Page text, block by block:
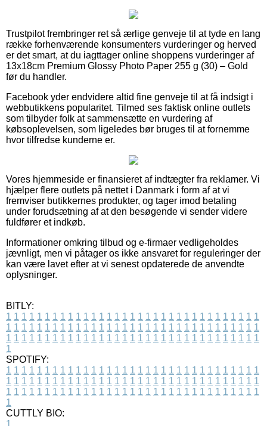
Trustpilot frembringer ret så ærlige genveje til at tyde en lang
række forhenværende konsumenters vurderinger og herved
er det smart, at du iagttager online shoppens vurderinger af
13x18cm Premium Glossy Photo Paper 255 g (30) – Gold
før du handler.
Facebook yder endvidere altid fine genveje til at få indsigt i
webbutikkens popularitet. Tilmed ses faktisk online outlets
som tilbyder folk at sammensætte en vurdering af
købsoplevelsen, som ligeledes bør bruges til at fornemme
hvor tilfredse kunderne er.
Vores hjemmeside er finansieret af indtægter fra reklamer. Vi
hjælper flere outlets på nettet i Danmark i form af at vi
fremviser butikkernes produkter, og tager imod betaling
under forudsætning af at den besøgende vi sender videre
fuldfører et indkøb.
Informationer omkring tilbud og e-firmaer vedligeholdes
jævnligt, men vi påtager os ikke ansvaret for reguleringer der
kan være lavet efter at vi senest opdaterede de anvendte
oplysninger.
BITLY:
1 1 1 1 1 1 1 1 1 1 1 1 1 1 1 1 1 1 1 1 1 1 1 1 1 1 1 1 1 1 1 1 1
1 1 1 1 1 1 1 1 1 1 1 1 1 1 1 1 1 1 1 1 1 1 1 1 1 1 1 1 1 1 1 1 1
1 1 1 1 1 1 1 1 1 1 1 1 1 1 1 1 1 1 1 1 1 1 1 1 1 1 1 1 1 1 1 1 1
1
SPOTIFY:
1 1 1 1 1 1 1 1 1 1 1 1 1 1 1 1 1 1 1 1 1 1 1 1 1 1 1 1 1 1 1 1 1
1 1 1 1 1 1 1 1 1 1 1 1 1 1 1 1 1 1 1 1 1 1 1 1 1 1 1 1 1 1 1 1 1
1 1 1 1 1 1 1 1 1 1 1 1 1 1 1 1 1 1 1 1 1 1 1 1 1 1 1 1 1 1 1 1 1
1
CUTTLY BIO:
1